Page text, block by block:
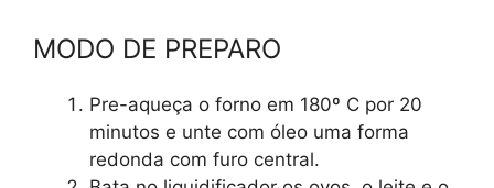
MODO DE PREPARO
Pre-aqueça o forno em 180º C por 20
minutos e unte com óleo uma forma
redonda com furo central.